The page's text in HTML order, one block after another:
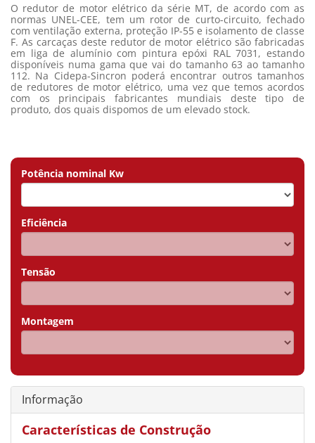
O redutor de motor elétrico da série MT, de acordo com as
normas UNEL-CEE, tem um rotor de curto-circuito, fechado
com ventilação externa, proteção IP-55 e isolamento de classe
F. As carcaças deste redutor de motor elétrico são fabricadas
em liga de alumínio com pintura epóxi RAL 7031, estando
disponíveis numa gama que vai do tamanho 63 ao tamanho
112. Na Cidepa-Sincron poderá encontrar outros tamanhos
de redutores de motor elétrico, uma vez que temos acordos
com os principais fabricantes mundiais deste tipo de
produto, dos quais dispomos de um elevado stock.
Potência nominal Kw
Eficiência
Tensão
Montagem
Informação
Características de Construção